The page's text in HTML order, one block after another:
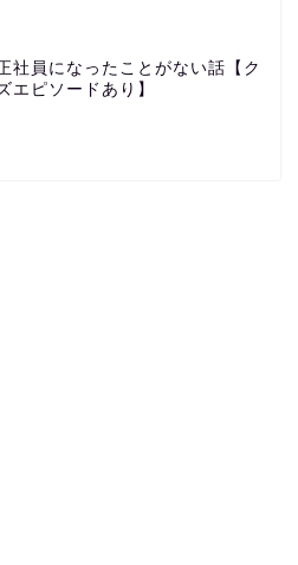
社員になったことがない話【ク
エピソードあり】